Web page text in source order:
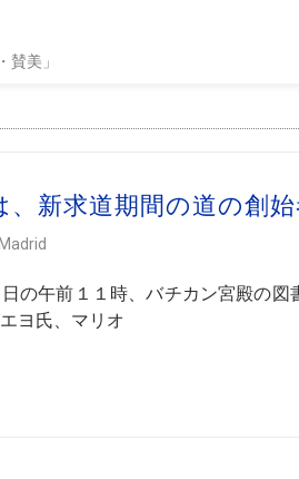
美」
、新求道期間の道の創
の午前１１時、バチカン宮殿の
ヨ氏、マリオ